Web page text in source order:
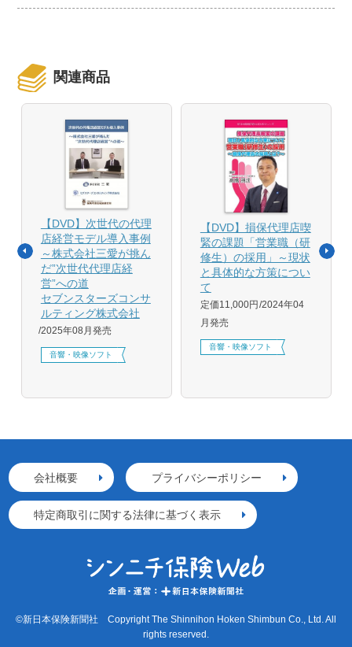
関連商品
【DVD】次世代の代理
店経営モデル導入事例
～株式会社三愛が挑ん
だ”次世代代理店経
営”への道
セブンスターズコンサ
ルティング株式会社
2025年08月発売
音響・映像ソフト
【DVD】損保代理店喫
緊の課題「営業職（研
修生）の採用」～現状
と具体的な方策につい
て
定価11,000円 2024年04
月発売
音響・映像ソフト
会社概要 プライバシーポリシー
特定商取引に関する法律に基づく表示
©新日本保険新聞社 Copyright The Shinnihon Hoken Shimbun Co., Ltd. All
rights reserved.